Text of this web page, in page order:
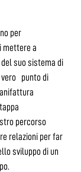
per
mettere a
suo sistema di
vero punto di
percorso
relazioni per far
sviluppo di un